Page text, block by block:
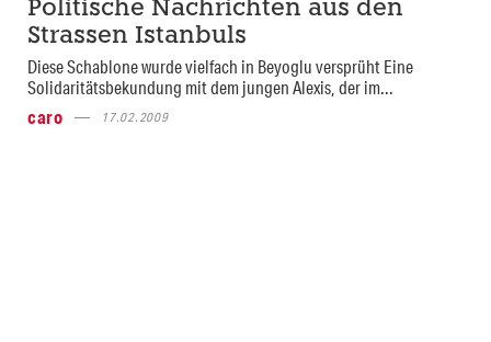
Politische Nachrichten aus den
Strassen Istanbuls
Diese Schablone wurde vielfach in Beyoglu versprüht Eine
Solidaritätsbekundung mit dem jungen Alexis, der im...
caro
17.02.2009